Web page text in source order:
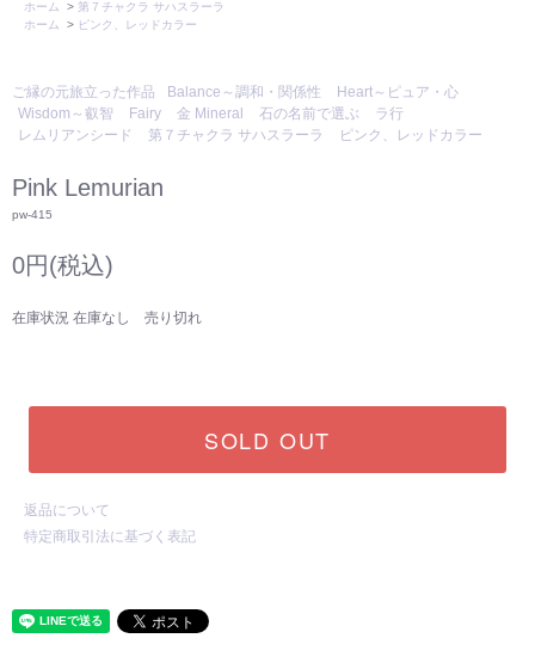
ホーム
> 第７チャクラ サハスラーラ
ホーム
> ピンク、レッドカラー
ご縁の元旅立った作品 Balance～調和・関係性
Heart～ピュア・心
Wisdom～叡智
Fairy 金 Mineral 石の名前で選ぶ
ラ行
レムリアンシード
第７チャクラ サハスラーラ ピンク、レッドカラー
Pink Lemurian
pw-415
0円(税込)
在庫状況 在庫なし 売り切れ
SOLD OUT
返品について
特定商取引法に基づく表記